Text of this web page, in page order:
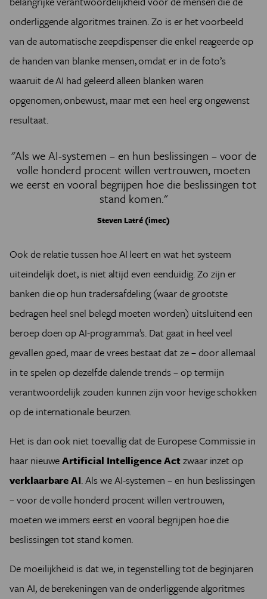
onderliggende algoritmes trainen. Zo is er het voorbeeld
van de automatische zeepdispenser die enkel reageerde op
de handen van blanke mensen, omdat er in de foto’s
waaruit de AI had geleerd alleen blanken waren
opgenomen; onbewust, maar met een heel erg ongewenst
resultaat.
"Als we AI-systemen – en hun beslissingen – voor de
volle honderd procent willen vertrouwen, moeten
we eerst en vooral begrijpen hoe die beslissingen tot
stand komen."
Steven Latré (imec)
Ook de relatie tussen hoe AI leert en wat het systeem
uiteindelijk doet, is niet altijd even eenduidig. Zo zijn er
banken die op hun tradersafdeling (waar de grootste
bedragen heel snel belegd moeten worden) uitsluitend een
beroep doen op AI-programma’s. Dat gaat in heel veel
gevallen goed, maar de vrees bestaat dat ze – door allemaal
in te spelen op dezelfde dalende trends – op termijn
verantwoordelijk zouden kunnen zijn voor hevige schokken
op de internationale beurzen.
Het is dan ook niet toevallig dat de Europese Commissie in
haar nieuweArtificial Intelligence Actzwaar inzet op
verklaarbare AI. Als we AI-systemen – en hun beslissingen
– voor de volle honderd procent willen vertrouwen,
moeten we immers eerst en vooral begrijpen hoe die
beslissingen tot stand komen.
De moeilijkheid is dat we, in tegenstelling tot de beginjaren
van AI, de berekeningen van de onderliggende algoritmes